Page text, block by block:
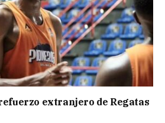
extranjero de Regatas